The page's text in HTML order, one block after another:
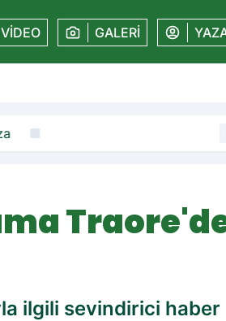
VİDEO GALERİ
ilgili sevindirici haber